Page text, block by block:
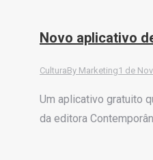
Novo aplicativo
CulturaBy Marketing1 de
Um aplicativo gratuito
da editora